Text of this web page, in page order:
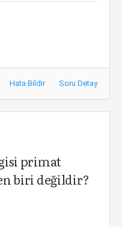
Hata Bildir Soru Detay
primat
biri değildir?